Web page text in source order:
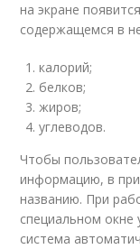
на экране
содержащемся в
калорий;
белков;
жиров;
углеводов.
Чтобы
информацию, в
названию. При
специальном окне
система